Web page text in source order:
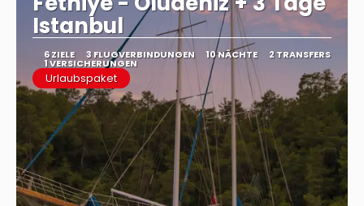
Istanbul
6 ZIELE 3 FLUGVERBINDUNGEN 10 NÄCHTE 2 TRANSFERS
1 VERSICHERUNGEN
Urlaubspaket